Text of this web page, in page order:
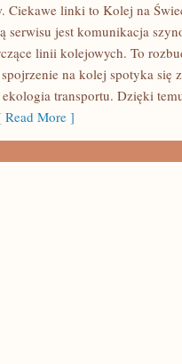
Ciekawe linki to Kolej na
serwisu jest komunikacja
linii kolejowych. To
na kolej spotyka się
transportu. Dzięki
Read More ]